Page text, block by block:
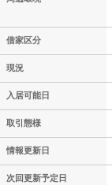
借家区分
現況
入居可能日
取引態様
情報更新日
次回更新予定日